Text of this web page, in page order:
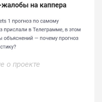
о проекте